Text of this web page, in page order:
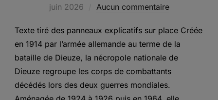
juin 2026
Aucun commentaire
Texte tiré des panneaux explicatifs sur place Créée
en 1914 par l’armée allemande au terme de la
bataille de Dieuze, la nécropole nationale de
Dieuze regroupe les corps de combattants
décédés lors des deux guerres mondiales.